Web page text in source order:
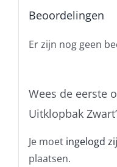
Beoordelingen
Er zijn nog geen
Wees de eerste
Uitklopbak
Je moet ingelogd
plaatsen.